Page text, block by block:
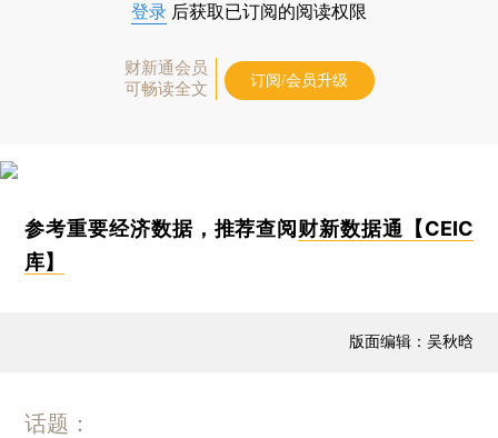
登录 后获取已订阅的阅读权限
财新通会员
可畅读全文
订阅/会员升级
参考重要经济数据，推荐查阅 财新数据通【CEIC
库】
版面编辑：吴秋晗
话题：